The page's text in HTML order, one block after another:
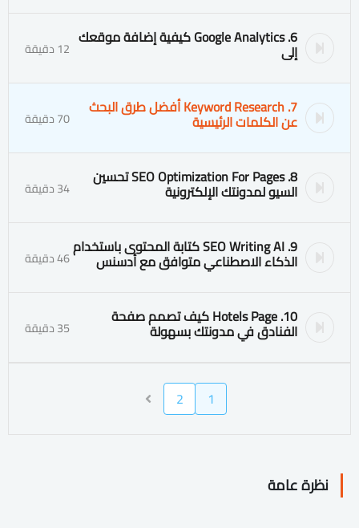
6. Google Analytics كيفية إضافة موقعك
إلى 12 دقيقة
7. Keyword Research أفضل طرق البحث
عن الكلمات الرئيسية 70 دقيقة
8. SEO Optimization For Pages تحسين
السيو لمدونتك الإلكترونية 34 دقيقة
9. SEO Writing AI كتابة المحتوى باستخدام
الذكاء الاصطناعي متوافق مع أدسنس 46 دقيقة
10. Hotels Page كيف تصمم صفحة
الفنادق في مدونتك بسهولة 35 دقيقة
1
2
نظرة عامة